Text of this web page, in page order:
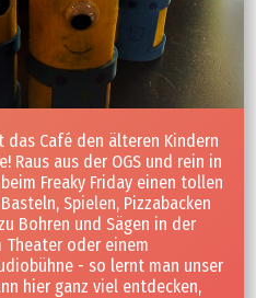
Café den älteren Kindern
Raus aus der OGS und rein in
Freaky Friday einen tollen
Spielen, Pizzabacken
Bohren und Sägen in der
oder einem
- so lernt man unser
hier ganz viel entdecken,